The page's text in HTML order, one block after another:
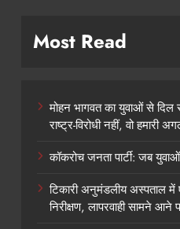
Most Read
मोहन भागवत का युवाओं से दिल
राष्ट्र-विरोधी नहीं, वो हमारी
कॉकरोच जनता पार्टी: जब
टिकारी अनुमंडलीय अस्पताल
निरीक्षण, लापरवाही सामने आने